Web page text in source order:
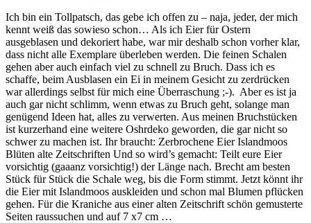
Ich bin ein Tollpatsch, das gebe ich offen zu – naja, jeder, der mich
kennt weiß das sowieso schon… Als ich Eier für Ostern
ausgeblasen und dekoriert habe, war mir deshalb schon vorher klar,
dass nicht alle Exemplare überleben werden. Die feinen Schalen
gehen aber auch einfach viel zu schnell zu Bruch. Dass ich es
schaffe, beim Ausblasen ein Ei in meinem Gesicht zu zerdrücken
war allerdings selbst für mich eine Überraschung ;-). Aber es ist ja
auch gar nicht schlimm, wenn etwas zu Bruch geht, solange man
genügend Ideen hat, alles zu verwerten. Aus meinen Bruchstücken
ist kurzerhand eine weitere Oshrdeko geworden, die gar nicht so
schwer zu machen ist. Ihr braucht: Zerbrochene Eier Islandmoos
Blüten alte Zeitschriften Und so wird’s gemacht: Teilt eure Eier
vorsichtig (gaaanz vorsichtig!) der Länge nach. Brecht am besten
Stück für Stück die Schale weg, bis die Form stimmt. Jetzt könnt ihr
die Eier mit Islandmoos auskleiden und schon mal Blumen pflücken
gehen. Für die Kraniche aus einer alten Zeitschrift schön gemusterte
Seiten raussuchen und auf 7 x7 cm …